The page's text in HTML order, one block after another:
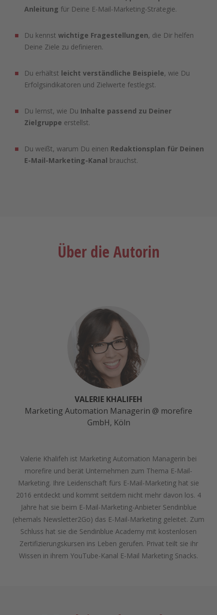
Anleitung für Deine E-Mail-Marketing-Strategie.
Du kennst wichtige Fragestellungen, die Dir helfen
Deine Ziele zu definieren.
Du erhältst leicht verständliche Beispiele, wie Du
Erfolgsindikatoren und Zielwerte festlegst.
Du lernst, wie Du Inhalte passend zu Deiner
Zielgruppe erstellst.
Du weißt, warum Du einen Redaktionsplan für Deinen
E-Mail-Marketing-Kanal brauchst.
Über die Autorin
VALERIE KHALIFEH
Marketing Automation Managerin @ morefire
GmbH, Köln
Valerie Khalifeh ist Marketing Automation Managerin bei
morefire und berät Unternehmen zum Thema E-Mail-
Marketing. Ihre Leidenschaft fürs E-Mail-Marketing hat sie
2016 entdeckt und kommt seitdem nicht mehr davon los. 4
Jahre hat sie beim E-Mail-Marketing-Anbieter Sendinblue
(ehemals Newsletter2Go) das E-Mail-Marketing geleitet. Zum
Schluss hat sie die Sendinblue Academy mit kostenlosen
Zertifizierungskursen ins Leben gerufen. Privat teilt sie ihr
Wissen in ihrem YouTube-Kanal E-Mail Marketing Snacks.